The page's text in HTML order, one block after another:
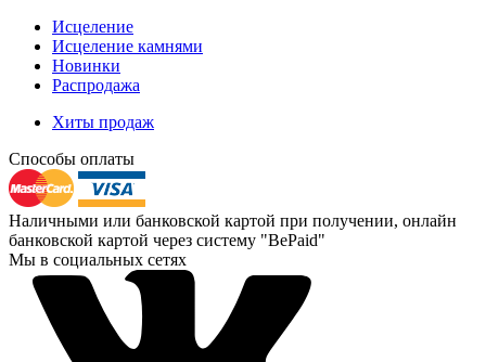
Исцеление
Исцеление камнями
Новинки
Распродажа
Хиты продаж
Способы оплаты
Наличными или банковской картой при получении, онлайн
банковской картой через систему "BePaid"
Мы в социальных сетях